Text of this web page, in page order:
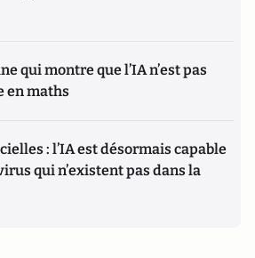
qui montre que l’IA n’est pas
en maths
: l’IA est désormais capable
qui n’existent pas dans la